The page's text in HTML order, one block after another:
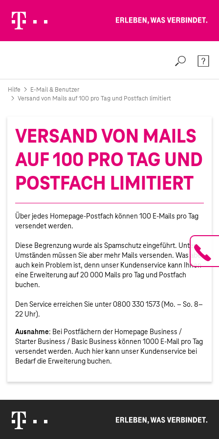
Suche
Hilfe
E-Mail & Benutzer
Versand von Mails auf 100 pro Tag und Postfach limitiert
VERSAND VON MAILS
AUF 100 PRO TAG UND
POSTFACH LIMITIERT
Über jedes Homepage-Postfach können 100 E-Mails pro Tag
versendet werden.
Diese Begrenzung wurde als Spamschutz eingeführt. Unter
Umständen müssen Sie aber mehr Mails versenden. Was aber
auch kein Problem ist, denn unser Kundenservice kann Ihnen
eine Erweiterung auf 20 000 Mails pro Tag und Postfach
buchen.
Den Service erreichen Sie unter 0800 330 1573 (Mo. – So. 8–
22 Uhr).
Ausnahme: Bei Postfächern der Homepage Business /
Starter Business / Basic Business können 1000 E-Mail pro Tag
versendet werden. Auch hier kann unser Kundenservice bei
Bedarf die Erweiterung buchen.